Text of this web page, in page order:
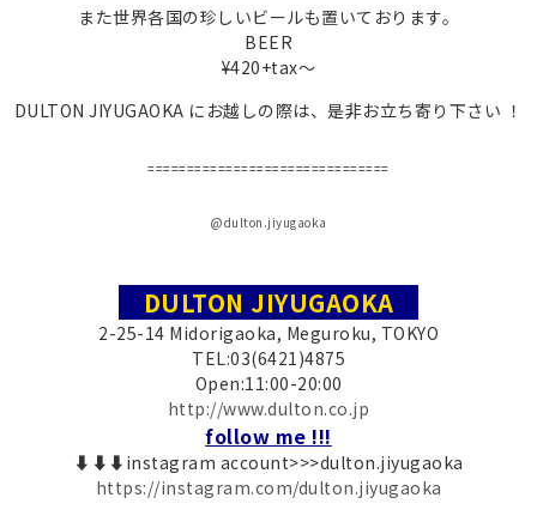
また世界各国の珍しいビールも置いております。
BEER
¥420+tax〜
DULTON JIYUGAOKA にお越しの際は、是非お立ち寄り下さい ！
===============================
@dulton.jiyugaoka
DULTON JIYUGAOKA
2-25-14 Midorigaoka, Meguroku, TOKYO
TEL:03(6421)4875
Open:11:00-20:00
http://www.dulton.co.jp
follow me !!!
⬇⬇⬇instagram account>>>dulton.jiyugaoka
https://instagram.com/dulton.jiyugaoka